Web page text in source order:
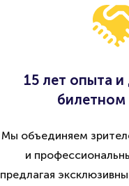
15 лет опыта и
билетном
Мы объединяем
и
предлагая